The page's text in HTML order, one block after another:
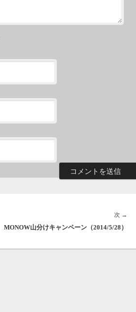
次 →
MONOW山分けキャンペーン（2014/5/28）